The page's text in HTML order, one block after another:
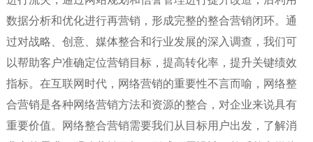
数据分析和优化进行再营销，形成完整的整合营销闭环。通
过对战略、创意、媒体整合和行业发展的深入调查，我们可
以帮助客户准确定位营销目标，提高转化率，提升关键绩效
指标。在互联网时代，网络营销的重要性不言而喻，网络整
合营销是各种网络营销方法和资源的整合，对企业来说具有
重要价值。网络整合营销需要我们从目标用户出发，了解消